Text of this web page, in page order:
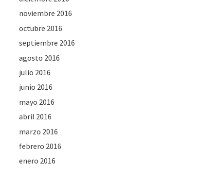
noviembre 2016
octubre 2016
septiembre 2016
agosto 2016
julio 2016
junio 2016
mayo 2016
abril 2016
marzo 2016
febrero 2016
enero 2016